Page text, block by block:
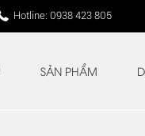
Hotline: 0938 423 805
SẢN PHẨM